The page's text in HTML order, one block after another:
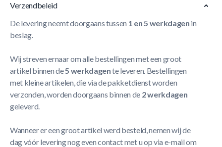
Verzendbeleid
De levering neemt doorgaans tussen 1 en 5 werkdagen in
beslag.
Wij streven ernaar om alle bestellingen met een groot
artikel binnen de5 werkdagente leveren. Bestellingen
met kleine artikelen, die via de pakketdienst worden
verzonden, worden doorgaans binnen de 2 werkdagen
geleverd.
Wanneer er een groot artikel werd besteld, nemen wij de
dag vóór levering nog even contact met u op via e-mail om